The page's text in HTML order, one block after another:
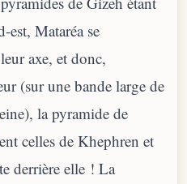
est, Mataréa se
axe, et donc,
(sur une bande large de
la pyramide de
celles de Khephren et
derrière elle ! La